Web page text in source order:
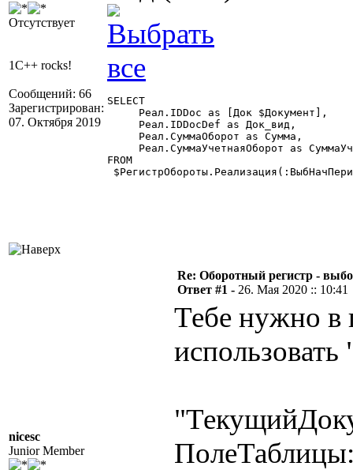
Отсутствует
1C++ rocks!
Сообщений: 66
Зарегистрирован:
07. Октября 2019
SELECT
     Реал.IDDoc as [Док $Документ],
     Реал.IDDocDef as Док_вид,
     Реал.СуммаОборот as Сумма,
Реал.СуммаУчетнаяОборот as
FROM
nicesc
Junior Member
Re: Оборотный регистр -
Ответ #1 - 26. Мая 2020 :: 10:41
Тебе нужно в